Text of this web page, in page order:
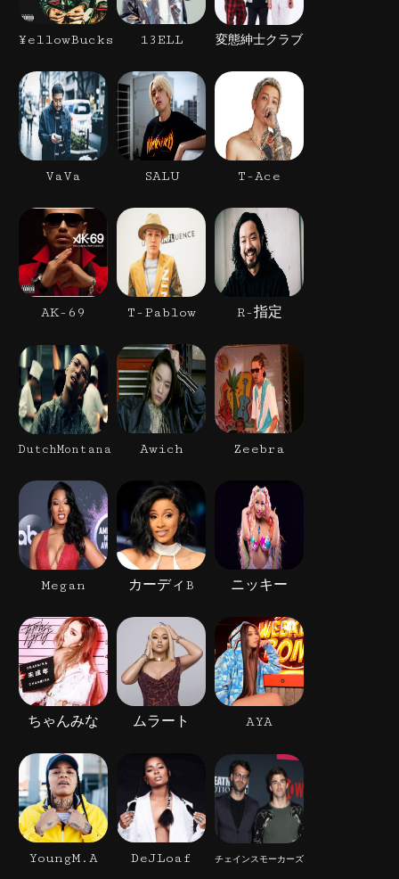
¥ellowBucks 13ELL 変態紳士クラブ
VaVa SALU T-Ace
AK-69 T-Pablow R-指定
DutchMontana Awich Zeebra
Megan カーディB ニッキー
ちゃんみな ムラート AYA
YoungM.A DeJLoaf チェインスモーカーズ